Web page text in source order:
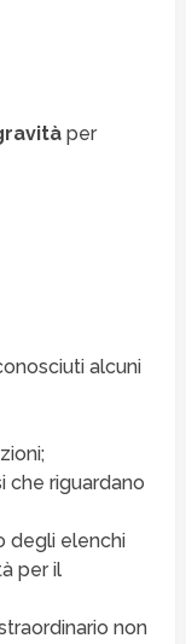
per
alcuni
che riguardano
degli elenchi
per il
non